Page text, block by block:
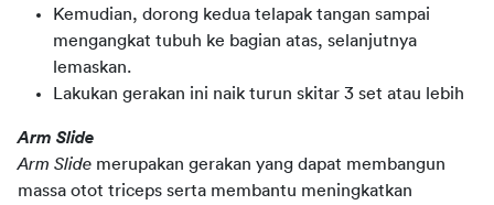
Kemudian, dorong kedua telapak tangan sampai
mengangkat tubuh ke bagian atas, selanjutnya
lemaskan.
Lakukan gerakan ini naik turun skitar 3 set atau lebih
Arm Slide
Arm Slide merupakan gerakan yang dapat membangun
massa otot triceps serta membantu meningkatkan